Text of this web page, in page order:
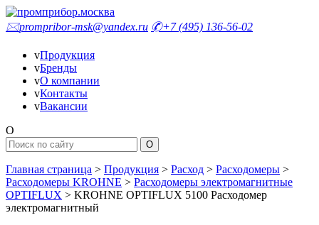
🖂prompribor-msk@yandex.ru ✆+7 (495) 136-56-02
vПродукция
vБренды
vО компании
vКонтакты
vВакансии
O
Главная страница > Продукция > Расход > Расходомеры >
Расходомеры KROHNE > Расходомеры электромагнитные
OPTIFLUX > KROHNE OPTIFLUX 5100 Расходомер
электромагнитный